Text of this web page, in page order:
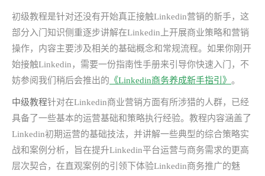
初级教程是针对还没有开始真正接触Linkedin营销的新手，这
部分入门知识侧重逐步讲解在Linkedin上开展商业策略和营销
操作，内容主要涉及相关的基础概念和常规流程。如果你刚开
始接触Linkedin，需要一份指南性手册来引导你快速入门，不
妨参阅我们稍后会推出的 《Linkedin商务养成新手指引》 。
中级教程针对在Linkedin商业营销方面有所涉猎的人群，已经
具备了一些基本的运营基础和策略执行经验。教程内容涵盖了
Linkedin初期运营的基础技法，并讲解一些典型的综合策略实
战和案例分析，旨在提升Linkedin平台运营与商务需求的更高
层次契合，在直观案例的引领下体验Linkedin商务推广的魅